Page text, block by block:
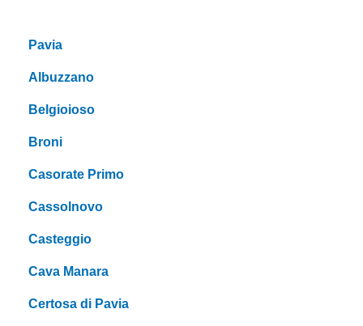
Pavia
Albuzzano
Belgioioso
Broni
Casorate Primo
Cassolnovo
Casteggio
Cava Manara
Certosa di Pavia